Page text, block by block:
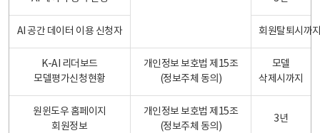
AI 공간 데이터 이용 신청자 회원탈퇴시까
K-AI 리더보드
모델평가신청현황
개인정보 보호법 제15조
(정보주체 동의)
모델
삭제시까지
원윈도우 홈페이지
회원정보
개인정보 보호법 제15조
(정보주체 동의)
3년